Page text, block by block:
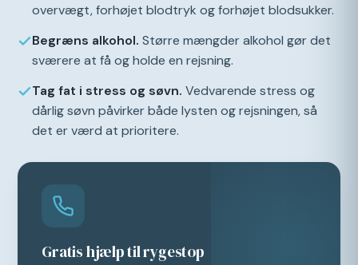
overvægt, forhøjet blodtryk og forhøjet blodsukker.
Begræns alkohol. Større mængder alkohol gør det
sværere at få og holde en rejsning.
Tag fat i stress og søvn. Vedvarende stress og
dårlig søvn påvirker både lysten og rejsningen, så
det er værd at prioritere.
Gratis hjælp til rygestop